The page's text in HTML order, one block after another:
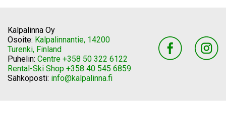
Kalpalinna Oy
Osoite: Kalpalinnantie, 14200
Turenki, Finland
Puhelin: Centre +358 50 322 6122
Rental-Ski Shop +358 40 545 6859
Sähköposti: info@kalpalinna.fi